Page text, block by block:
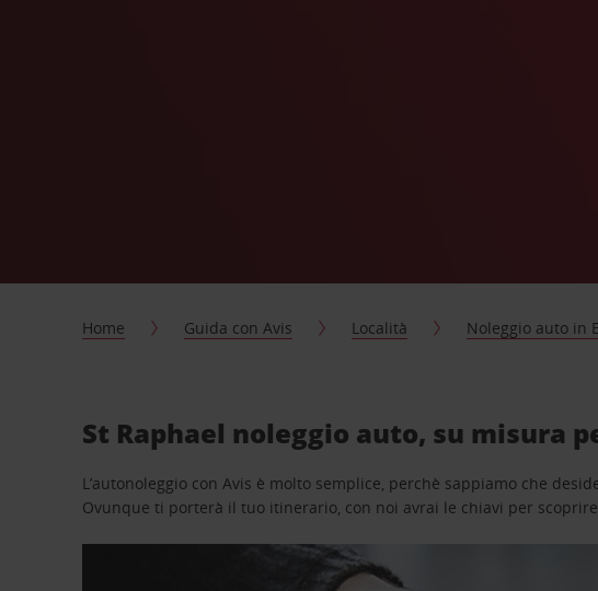
Home Guida con Avis Località Noleggio auto in
St Raphael noleggio auto, su misura
L’autonoleggio con Avis è molto semplice, perchè sappiamo che
Ovunque ti porterà il tuo itinerario, con noi avrai le chiavi per